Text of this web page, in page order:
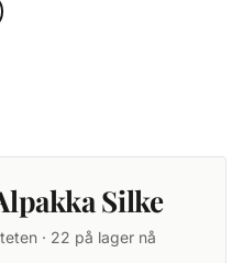
Silke
· 22 på lager nå